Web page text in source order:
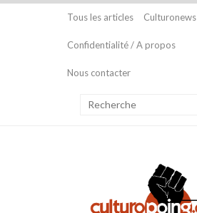
Tous les articles Culturonews
Confidentialité / A propos
Nous contacter